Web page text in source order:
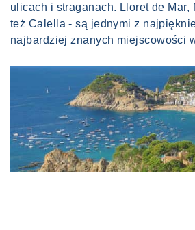
ulicach i straganach. Lloret de Mar,
też Calella - są jednymi z
najbardziej znanych miejscowości